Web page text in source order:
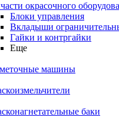
окрасочного
Блоки управления
Вкладыши
Гайки и контргайки
Еще
машины
баки